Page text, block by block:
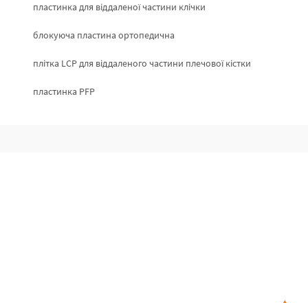
пластинка для віддаленої частини клічки
блокуюча пластина ортопедична
плітка LCP для віддаленого частини плечової кістки
пластинка PFP